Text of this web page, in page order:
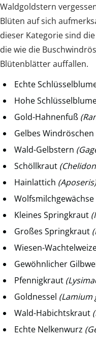
Waldgoldstern
Blüten auf sich
dieser Kategorie sind
die wie die
Blütenblätter auffallen.
Echte
Hohe
Gold-Hahnenfuß
Gelbes Windröschen
Wald-Gelbstern
Schöllkraut
Hainlattich (Aposeris)
Wolfsmilchgewächse
Kleines Springkraut
Großes Springkraut
Wiesen-
Gewöhnlicher
Pfennigkraut
Goldnessel (Lamium
Wald-Habichtskraut
Echte Nelkenwurz